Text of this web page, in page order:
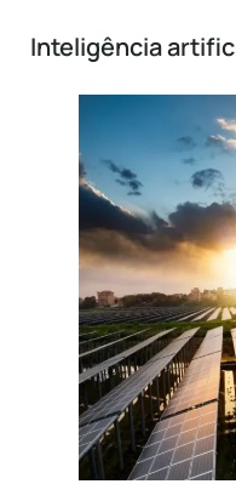
Inteligência